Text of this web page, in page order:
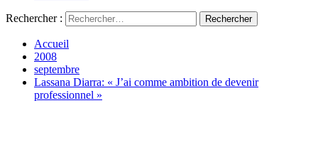
Rechercher :
Accueil
2008
septembre
Lassana Diarra: « J’ai comme ambition de devenir
professionnel »